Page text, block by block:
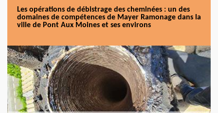
Les opérations de débistrage des cheminées : un des
domaines de compétences de Mayer Ramonage dans la
ville de Pont Aux Moines et ses environs